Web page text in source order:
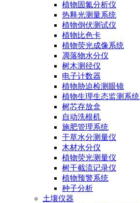
植物固氮分析仪
热释光测量系统
植物倒伏测试仪
植物比色卡
植物荧光成像系统
凋落物水分仪
树木测径仪
电子计数器
植物胁迫检测眼镜
植物生理生态监测系统
树芯存放盒
自动洗根机
施肥管理系统
干草水分测量仪
木材水分仪
植物荧光测量仪
树干截流记录仪
植物预警系统
种子分析
土壤仪器